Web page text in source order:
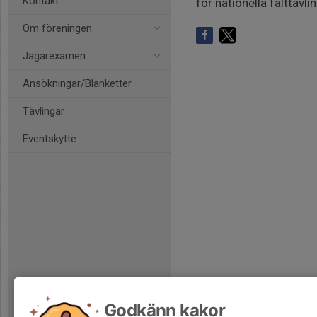
Om föreningen
Jägarexamen
Ansökningar/Blanketter
Tävlingar
Eventskytte
för nationella
Godkänn kakor